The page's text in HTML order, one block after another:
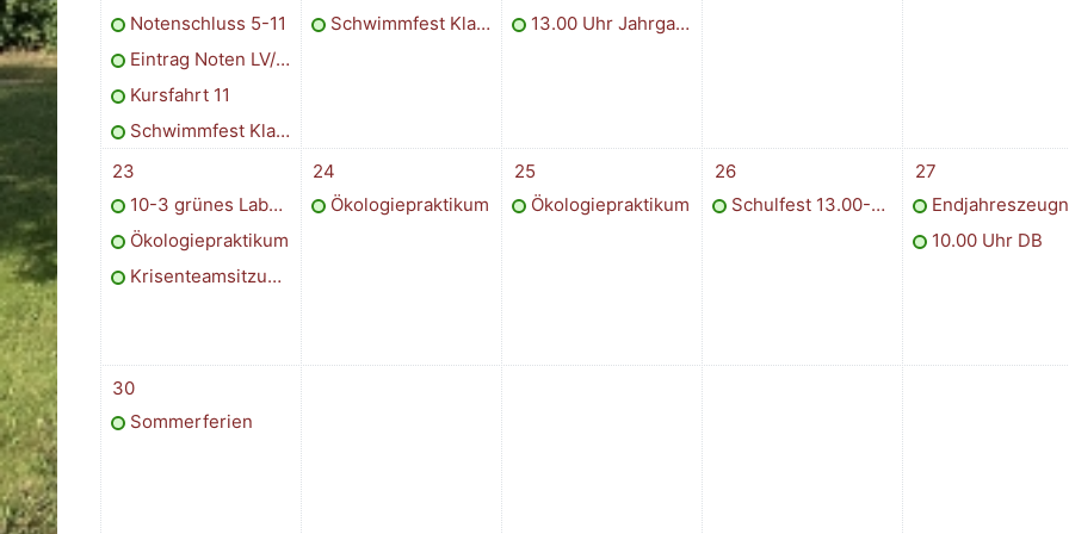
Notenschluss 5-11
Eintrag Noten LV/SV
Kursfahrt 11
Schwimmfest Klassenstufe 6
Schwimmfest Klassenstufe 5
13.00 Uhr Jahrgangsstufenkonferenzen
3 Termine, Montag, 23. Juni
23
10-3 grünes Labor Gatersleben
Ökologiepraktikum
Krisenteamsitzung 13.00 Uhr
1 Termin, Dienstag, 24. Juni
24
Ökologiepraktikum
1 Termin, Mittwoch, 25. Juni
25
Ökologiepraktikum
1 Termin, Donnerstag, 26. Juni
26
Schulfest 13.00-16.00 Uhr
2 Termine,
27
10.00 Uhr DB
1 Termin, Montag, 30. Juni
30
Sommerferien